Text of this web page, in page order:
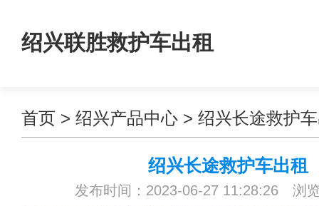
绍兴联胜救护车出租
首页 > 绍兴产品中心 > 绍兴长途救护
绍兴长途救护车出租
发布时间：2023-06-27 11:28:26 浏